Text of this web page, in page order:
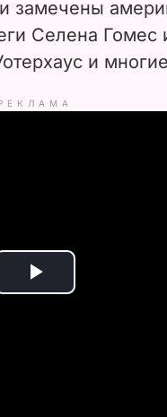
замечены
Селена Гомес
и
P